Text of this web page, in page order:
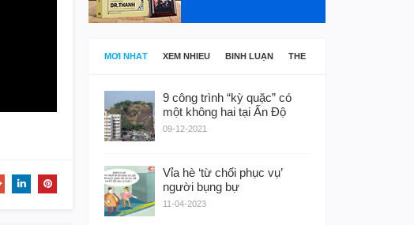
MỚI NHẤT XEM NHIỀU BÌNH LUẬN THẺ
9 công trình “kỳ quặc” có
một không hai tại Ấn Độ
09-12-2021
Vỉa hè ‘từ chối phục vụ’
người bụng bự
11-04-2023